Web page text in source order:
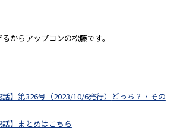
からアップコンの松藤です。
話】第326号（2023/10/6発行） どっち？・その
話】まとめはこちら